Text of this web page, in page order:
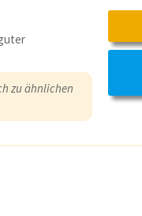
zu ähnlichen